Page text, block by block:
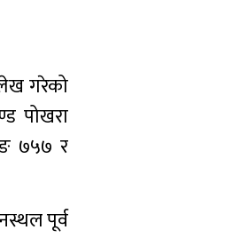
गरेको
पोखरा
७५७ र
पूर्व